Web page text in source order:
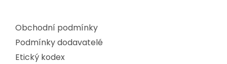
Obchodní podmínky
Podmínky dodavatelé
Etický kodex